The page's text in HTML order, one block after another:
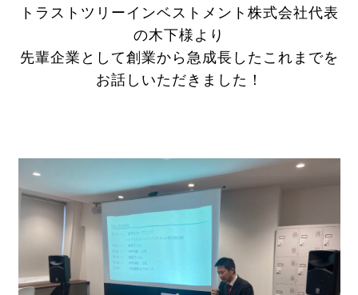
トラストツリーインベストメント株式会社代表
の木下様より
先輩企業として創業から急成長したこれまでを
お話しいただきました！